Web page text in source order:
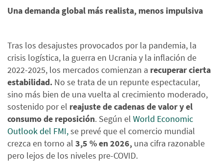
Una demanda global más realista, menos impulsiva
Tras los desajustes provocados por la pandemia, la
crisis logística, la guerra en Ucrania y la inflación de
2022-2025, los mercados comienzan a recuperar cierta
estabilidad. No se trata de un repunte espectacular,
sino más bien de una vuelta al crecimiento moderado,
sostenido por el reajuste de cadenas de valor y el
consumo de reposición. Según el World Economic
Outlook del FMI,se prevé que el comercio mundial
crezca en torno al 3,5 % en 2026, una cifra razonable
pero lejos de los niveles pre-COVID.